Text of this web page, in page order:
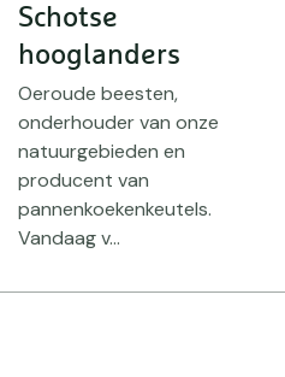
Schotse
hooglanders
Oeroude beesten,
onderhouder van onze
natuurgebieden en
producent van
pannenkoekenkeutels.
Vandaag v...